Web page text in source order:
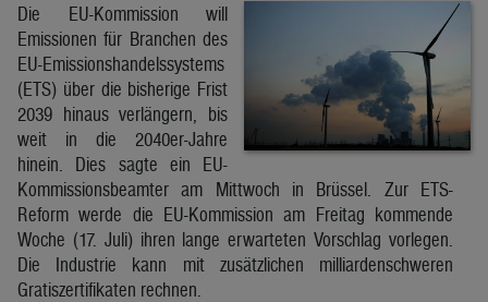
Die EU-Kommission will
Emissionen für Branchen des
EU-Emissionshandelssystems
(ETS) über die bisherige Frist
2039 hinaus verlängern, bis
weit in die 2040er-Jahre
hinein. Dies sagte ein EU-
Kommissionsbeamter am Mittwoch in Brüssel. Zur ETS-
Reform werde die EU-Kommission am Freitag kommende
Woche (17. Juli) ihren lange erwarteten Vorschlag vorlegen.
Die Industrie kann mit zusätzlichen milliardenschweren
Gratiszertifikaten rechnen.